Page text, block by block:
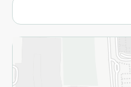
سياسة الاستخدام